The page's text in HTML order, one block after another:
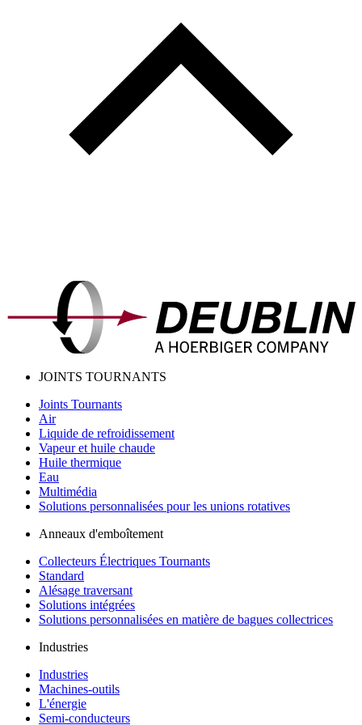
JOINTS TOURNANTS
Joints Tournants
Air
Liquide de refroidissement
Vapeur et huile chaude
Huile thermique
Eau
Multimédia
Solutions personnalisées pour les unions rotatives
Anneaux d'emboîtement
Collecteurs Électriques Tournants
Standard
Alésage traversant
Solutions intégrées
Solutions personnalisées en matière de bagues collectrices
Industries
Industries
Machines-outils
L'énergie
Semi-conducteurs